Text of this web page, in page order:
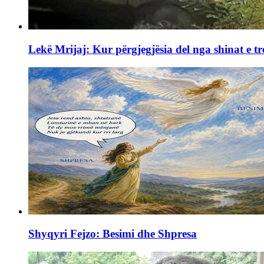
Lekë Mrijaj: Kur përgjegjësia del nga shinat e
Shyqyri Fejzo: Besimi dhe Shpresa